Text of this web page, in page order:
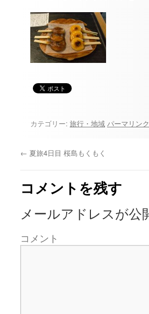
カテゴリー: 旅行・地域 パーマリンク
← 夏旅4日目 桜島もくもく
コメントを残す
メールアドレスが公
コメント